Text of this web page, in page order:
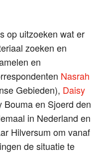
op uitzoeken wat er
zoeken en
en
Nasrah
Gebieden), Daisy
Bouma en Sjoerd den
in Nederland en
Hilversum om vanaf
de situatie te